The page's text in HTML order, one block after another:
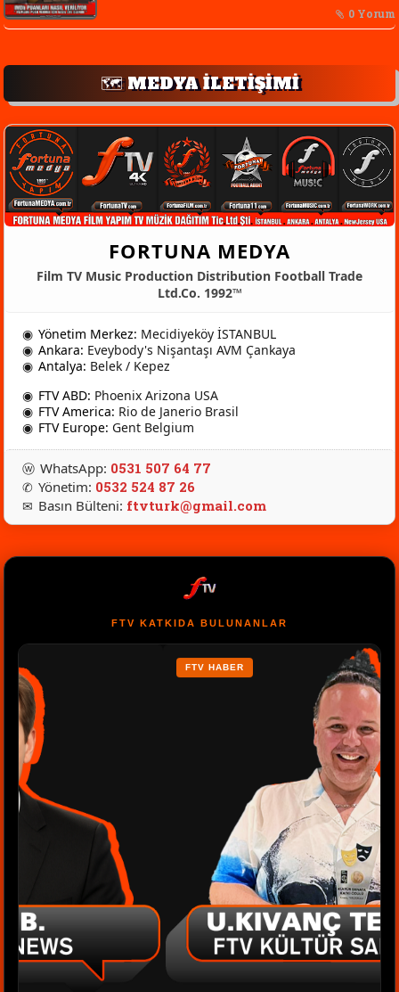
0 Yorum
🗺️ MEDYA İLETİŞİMİ
FORTUNA MEDYA
Film TV Music Production Distribution Football Trade
Ltd.Co. 1992™
◉ Yönetim Merkez: Mecidiyeköy İSTANBUL
◉ Ankara: Eveybody's Nişantaşı AVM Çankaya
◉ Antalya: Belek / Kepez
◉ FTV ABD: Phoenix Arizona USA
◉ FTV America: Rio de Janerio Brasil
◉ FTV Europe: Gent Belgium
ⓦ WhatsApp: 0531 507 64 77
✆ Yönetim: 0532 524 87 26
✉ Basın Bülteni: ftvturk@gmail.com
FTV KATKIDA BULUNANLAR